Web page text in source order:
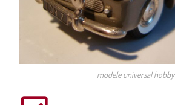
modele universal hobby